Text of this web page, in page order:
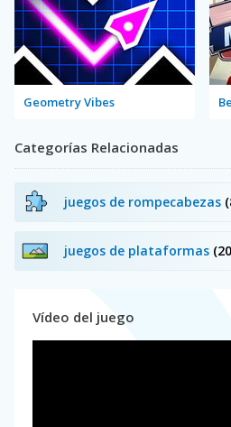
Geometry Vibes
Categorías Relacionadas
juegos de rompecabezas
juegos de plataformas
Vídeo del juego